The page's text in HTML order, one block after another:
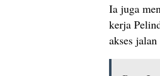
Ia juga
kerja
akses